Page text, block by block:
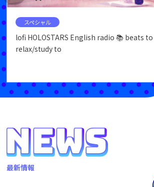
スペシャル
lofi HOLOSTARS English radio 📚 beats to
relax/study to
最新情報